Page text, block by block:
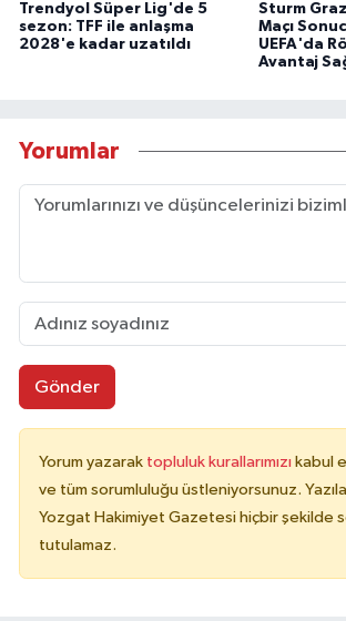
Trendyol Süper Lig'de 5
sezon: TFF ile anlaşma
2028'e kadar uzatıldı
Sturm
Maçı
UEFA'da
Avantaj
Yorumlar
Gönder
Yorum yazarak topluluk kurallarımızı kabul
ve tüm sorumluluğu üstleniyorsunuz.
Yozgat Hakimiyet Gazetesi hiçbir şekilde
tutulamaz.